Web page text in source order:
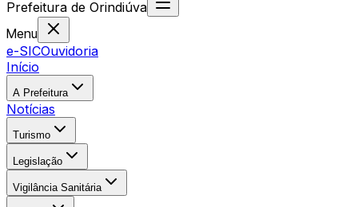
Prefeitura de Orindiúva
Menu
e-SICOuvidoria
Início
A Prefeitura
Notícias
Turismo
Legislação
Vigilância Sanitária